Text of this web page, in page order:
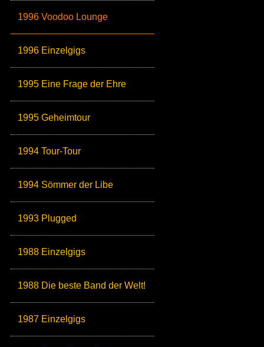
1996 Voodoo Lounge
1996 Einzelgigs
1995 Eine Frage der Ehre
1995 Geheimtour
1994 Tour-Tour
1994 Sömmer der Libe
1993 Plugged
1988 Einzelgigs
1988 Die beste Band der Welt!
1987 Einzelgigs